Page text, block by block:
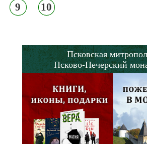
9 10
Псковская
Псково-Печерский